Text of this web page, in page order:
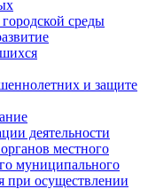
среды
и защите
деятельности
местного
муниципального
при осуществлении